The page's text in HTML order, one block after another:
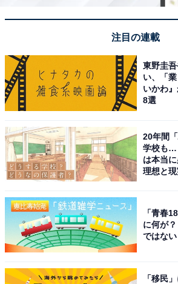
ル（カカオ分71％）」、「ペルー（
スカル（31％）」の4種類を揃えてい
カオの特徴を生かしながら、お値段
自社輸入の強みを発揮し、圧倒的な
スを実現している。
一般的には食べにくいことが多いカ
レートも、苦みだけでなく芳醇なア
るため、食べやすいのが特徴。スモー
が特徴的な「エクアドル」、華やかな
ー」など、それぞれ個性が際立って
比べてお気に入りをみつけてもらい
注目の連載
東野圭
い、「
いかわ
8選
20年間
学校も…
は本当
理想と
「青春
に何が
ではない
「移民